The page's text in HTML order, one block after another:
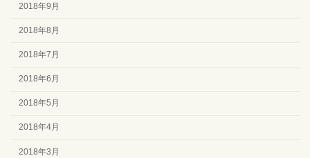
2018年9月
2018年8月
2018年7月
2018年6月
2018年5月
2018年4月
2018年3月